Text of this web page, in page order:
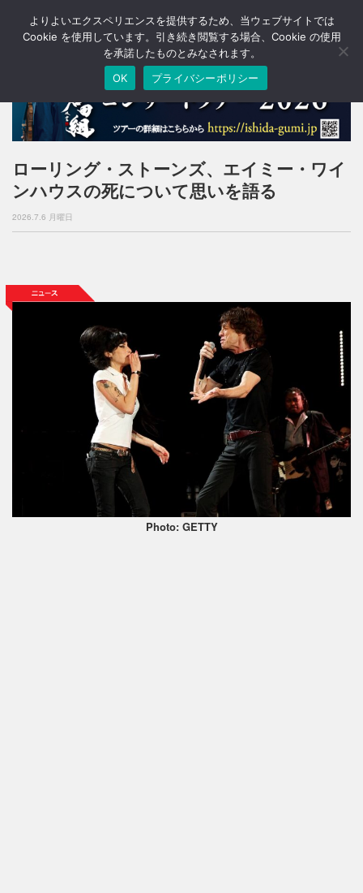
T
o
a
v
g
o
ローリング・ストーンズ、エイミー・ワイ
ンハウスの死について思いを語る
2026.7.6 月曜日
Photo: GETTY
よりよいエクスペリエンスを提供するため、当ウェブサイトでは
Cookie を使用しています。引き続き閲覧する場合、Cookie の使用
を承諾したものとみなされます。
OK
プライバシーポリシー